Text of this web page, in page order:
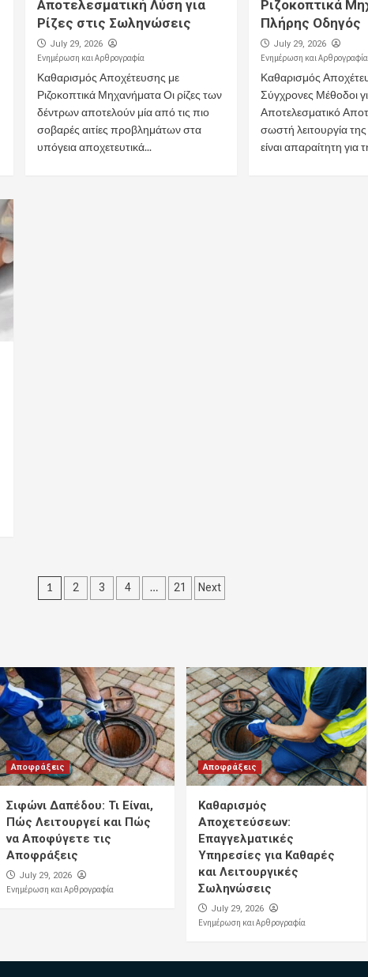
Αποτελεσματική Λύση για
Ρίζες στις Σωληνώσεις
July 29, 2026
Ενημέρωση και Αρθρογραφία
Καθαρισμός Αποχέτευσης με
Ριζοκοπτικά Μηχανήματα Οι ρίζες των
δέντρων αποτελούν μία από τις πιο
σοβαρές αιτίες προβλημάτων στα
υπόγεια αποχετευτικά...
Ριζοκοπτικά
Πλήρης Οδηγός
July 29, 2026
Ενημέρωση και Αρθρογραφία
Καθαρισμός
Σύγχρονες Μέθοδοι
Αποτελεσματικό
σωστή λειτουργία
είναι απαραίτητη για
Posts
1 2 3 4 … 21 Next
Αποφράξεις
Σιφώνι Δαπέδου: Τι Είναι,
Πώς Λειτουργεί και Πώς
να Αποφύγετε τις
Αποφράξεις
July 29, 2026
Ενημέρωση και Αρθρογραφία
Αποφράξεις
Καθαρισμός
Αποχετεύσεων:
Επαγγελματικές
Υπηρεσίες για Καθαρές
και Λειτουργικές
Σωληνώσεις
July 29, 2026
Ενημέρωση και Αρθρογραφία